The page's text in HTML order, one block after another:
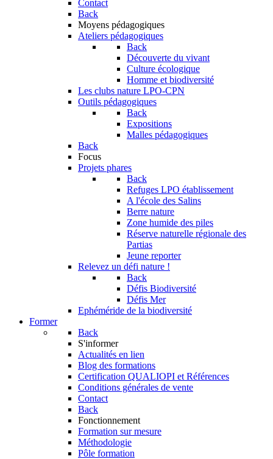
Contact
Back
Moyens pédagogiques
Ateliers pédagogiques
Back
Découverte du vivant
Culture écologique
Homme et biodiversité
Les clubs nature LPO-CPN
Outils pédagogiques
Back
Expositions
Malles pédagogiques
Back
Focus
Projets phares
Back
Refuges LPO établissement
A l'école des Salins
Berre nature
Zone humide des piles
Réserve naturelle régionale des
Partias
Jeune reporter
Relevez un défi nature !
Back
Défis Biodiversité
Défis Mer
Ephéméride de la biodiversité
Former
Back
S'informer
Actualités en lien
Blog des formations
Certification QUALIOPI et Références
Conditions générales de vente
Contact
Back
Fonctionnement
Formation sur mesure
Méthodologie
Pôle formation